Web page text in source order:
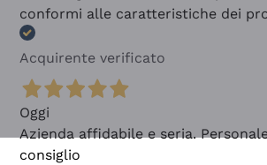
conformi alle caratteristiche dei
Acquirente verificato
Oggi
Azienda affidabile e seria.
consiglio